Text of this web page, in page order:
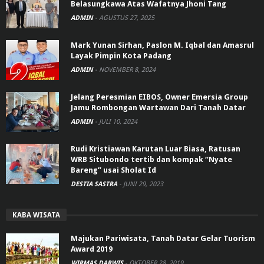
Belasungkawa Atas Wafatnya Jhoni Tang
ADMIN - AGUSTUS 27, 2025
Mark Yunan Sirhan, Paslon M. Iqbal dan Amasrul
Layak Pimpin Kota Padang
ADMIN - NOVEMBER 8, 2024
Jelang Peresmian EIBOS, Owner Emersia Group
Jamu Rombongan Wartawan Dari Tanah Datar
ADMIN - JULI 10, 2024
Rudi Kristiawan Karutan Luar Biasa, Ratusan
WRB Situbondo tertib dan kompak “Nyate
Bareng” usai Sholat Id
DESTIA SASTRA - JUNI 29, 2023
KABA WISATA
Majukan Pariwisata, Tanah Datar Gelar Tuorism
Award 2019